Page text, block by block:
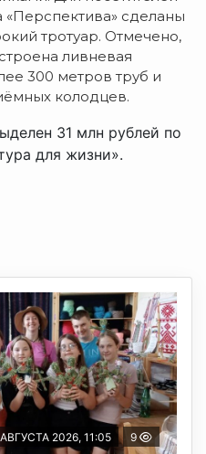
«Перспектива» сделаны
тротуар. Отмечено,
ливневая
300 метров труб и
колодцев.
31 млн рублей по
для жизни».
2026, 11:05 9